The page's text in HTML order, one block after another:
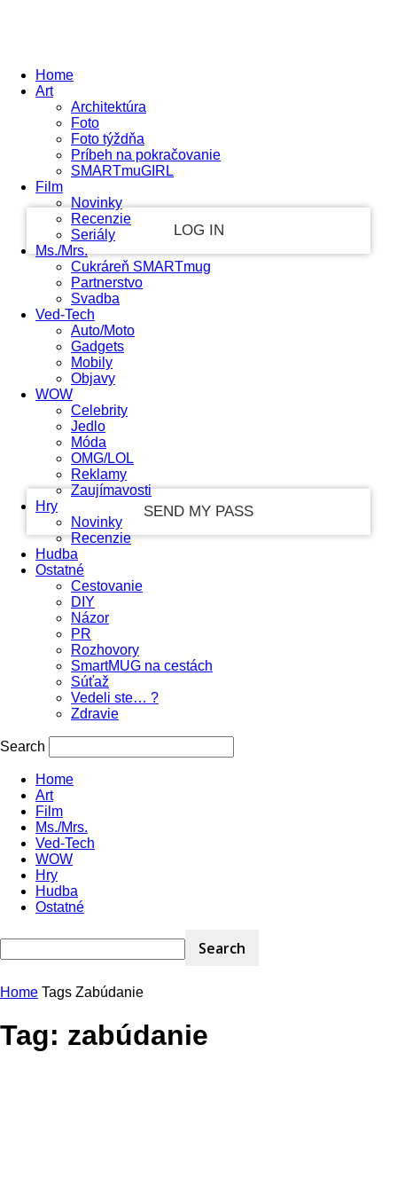
Home
Art
Architektúra
Foto
Foto týždňa
Príbeh na pokračovanie
SMARTmuGIRL
Film
Novinky
Recenzie
Seriály
Ms./Mrs.
Cukráreň SMARTmug
Partnerstvo
Svadba
Ved-Tech
Auto/Moto
Gadgets
Mobily
Objavy
WOW
Celebrity
Jedlo
Móda
OMG/LOL
Reklamy
Zaujímavosti
Hry
Novinky
Recenzie
Hudba
Ostatné
Cestovanie
DIY
Názor
PR
Rozhovory
SmartMUG na cestách
Súťaž
Vedeli ste… ?
Zdravie
your password
Forgot your password?
Ochrana osobných údajov
Search
Home
Art
Film
Ms./Mrs.
Ved-Tech
WOW
Hry
Hudba
Ostatné
Home Tags Zabúdanie
Tag: zabúdanie